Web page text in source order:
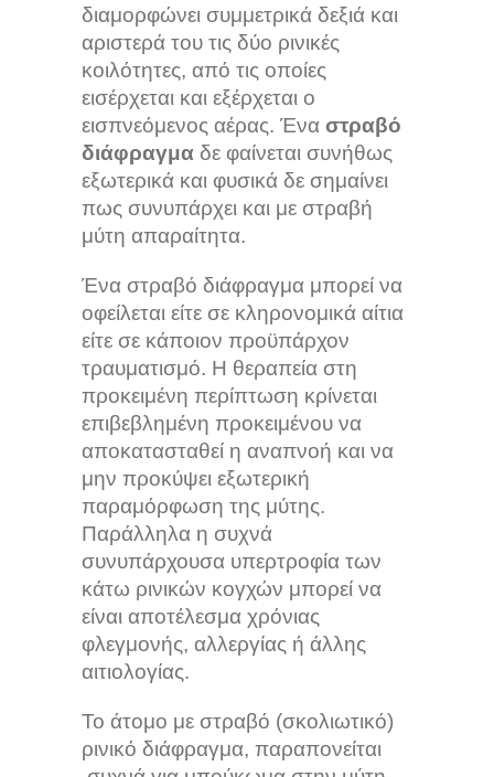
διαμορφώνει συμμετρικά δεξιά και
αριστερά του τις δύο ρινικές
κοιλότητες, από τις οποίες
εισέρχεται και εξέρχεται ο
εισπνεόμενος αέρας. Ένα στραβό
διάφραγμα δε φαίνεται συνήθως
εξωτερικά και φυσικά δε σημαίνει
πως συνυπάρχει και με στραβή
μύτη απαραίτητα.
Ένα στραβό διάφραγμα μπορεί να
οφείλεται είτε σε κληρονομικά αίτια
είτε σε κάποιον προϋπάρχον
τραυματισμό. Η θεραπεία στη
προκειμένη περίπτωση κρίνεται
επιβεβλημένη προκειμένου να
αποκατασταθεί η αναπνοή και να
μην προκύψει εξωτερική
παραμόρφωση της μύτης.
Παράλληλα η συχνά
συνυπάρχουσα υπερτροφία των
κάτω ρινικών κογχών μπορεί να
είναι αποτέλεσμα χρόνιας
φλεγμονής, αλλεργίας ή άλλης
αιτιολογίας.
Το άτομο με στραβό (σκολιωτικό)
ρινικό διάφραγμα, παραπονείται